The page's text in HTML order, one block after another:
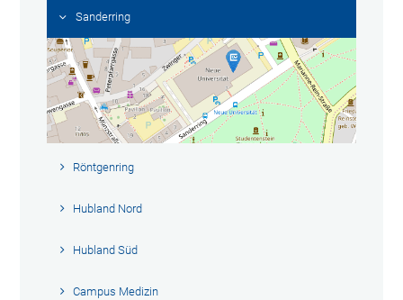
Sanderring
Röntgenring
Hubland Nord
Hubland Süd
Campus Medizin